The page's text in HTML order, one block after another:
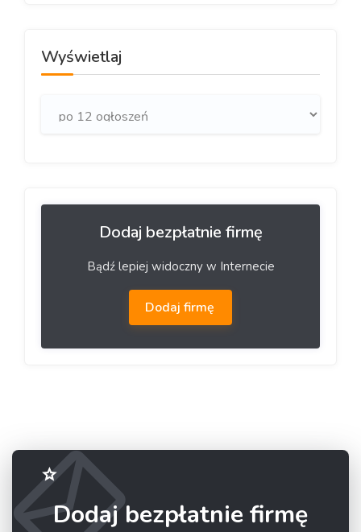
Wyświetlaj
Dodaj bezpłatnie firmę
Bądź lepiej widoczny w Internecie
Dodaj firmę
Dodaj bezpłatnie firmę